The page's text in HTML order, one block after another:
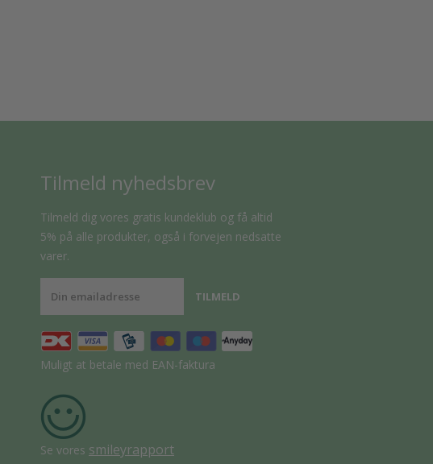
Tilmeld nyhedsbrev
Tilmeld dig vores gratis kundeklub og få altid
5% på alle produkter, også i forvejen nedsatte
varer.
Muligt at betale med EAN-faktura
Se vores smileyrapport